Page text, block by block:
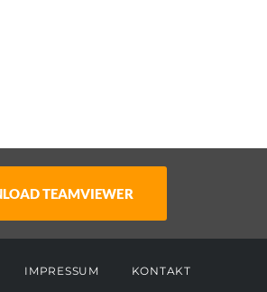
IMPRESSUM KONTAKT